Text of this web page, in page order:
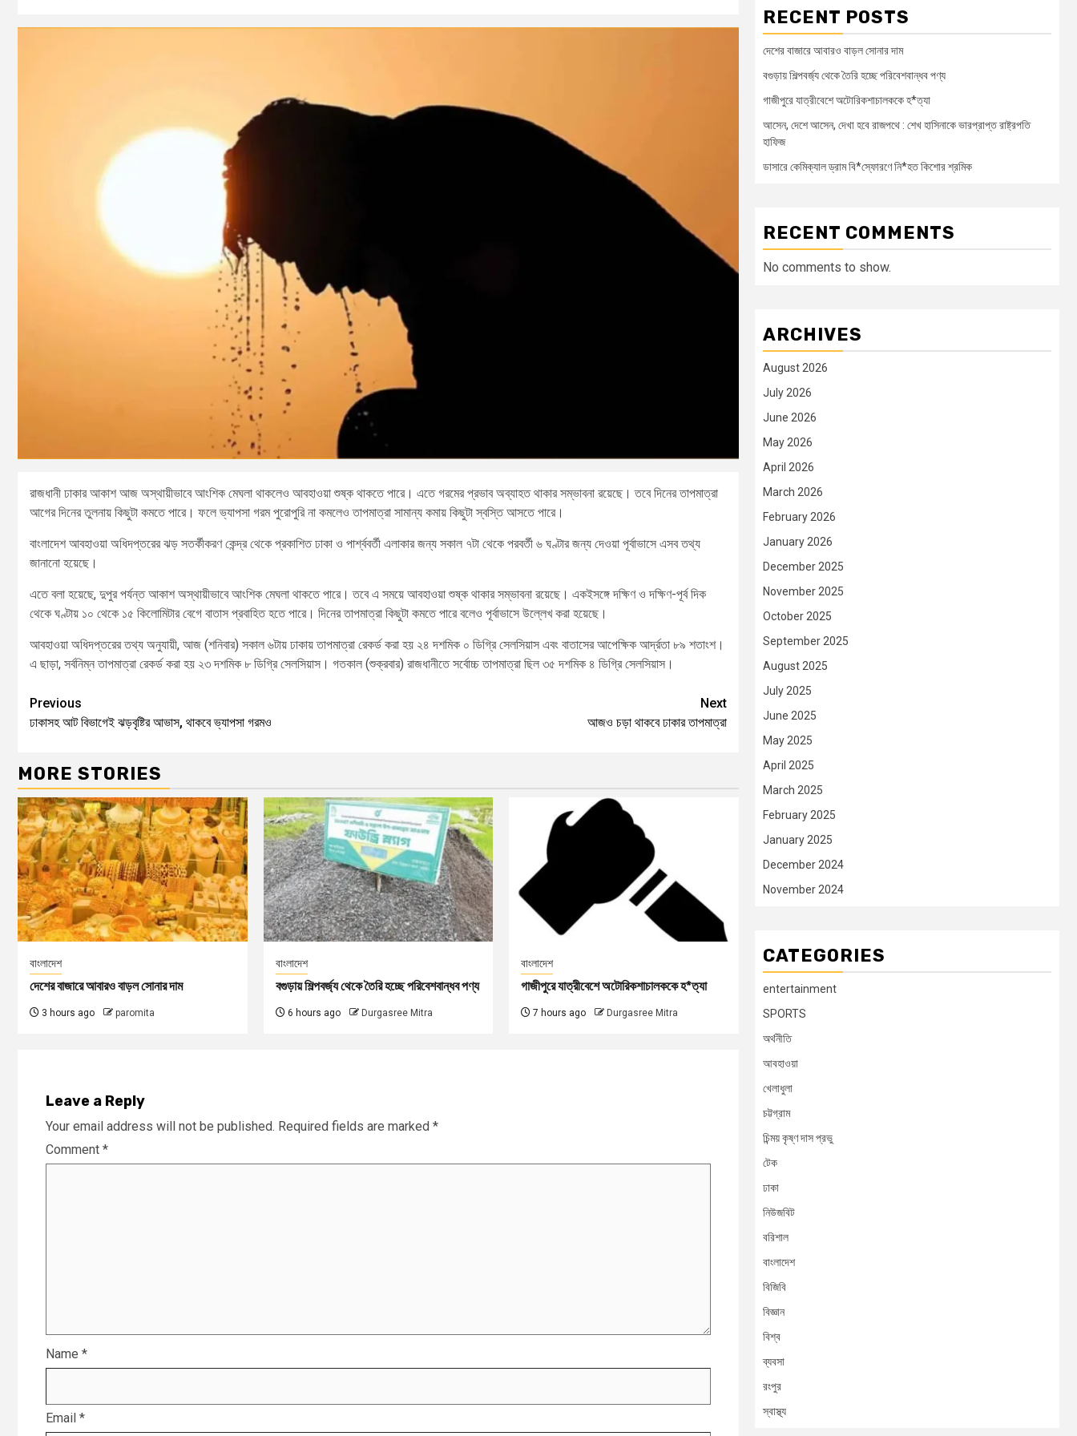
রাজধানী ঢাকার আকাশ আজ অস্থায়ীভাবে আংশিক মেঘলা থাকলেও আবহাওয়া শুষ্ক থাকতে পারে। এতে গরমের প্রভাব অব্যাহত থাকার সম্ভাবনা রয়েছে। তবে দিনের তাপমাত্রা
আগের দিনের তুলনায় কিছুটা কমতে পারে। ফলে ভ্যাপসা গরম পুরোপুরি না কমলেও তাপমাত্রা সামান্য কমায় কিছুটা স্বস্তি আসতে পারে।
বাংলাদেশ আবহাওয়া অধিদপ্তরের ঝড় সতর্কীকরণ কেন্দ্র থেকে প্রকাশিত ঢাকা ও পার্শ্ববর্তী এলাকার জন্য সকাল ৭টা থেকে পরবর্তী ৬ ঘণ্টার জন্য দেওয়া পূর্বাভাসে এসব তথ্য
জানানো হয়েছে।
এতে বলা হয়েছে, দুপুর পর্যন্ত আকাশ অস্থায়ীভাবে আংশিক মেঘলা থাকতে পারে। তবে এ সময়ে আবহাওয়া শুষ্ক থাকার সম্ভাবনা রয়েছে। একইসঙ্গে দক্ষিণ ও দক্ষিণ-পূর্ব দিক
থেকে ঘণ্টায় ১০ থেকে ১৫ কিলোমিটার বেগে বাতাস প্রবাহিত হতে পারে। দিনের তাপমাত্রা কিছুটা কমতে পারে বলেও পূর্বাভাসে উল্লেখ করা হয়েছে।
আবহাওয়া অধিদপ্তরের তথ্য অনুযায়ী, আজ (শনিবার) সকাল ৬টায় ঢাকায় তাপমাত্রা রেকর্ড করা হয় ২৪ দশমিক ০ ডিগ্রি সেলসিয়াস এবং বাতাসের আপেক্ষিক আর্দ্রতা ৮৯ শতাংশ।
এ ছাড়া, সর্বনিম্ন তাপমাত্রা রেকর্ড করা হয় ২৩ দশমিক ৮ ডিগ্রি সেলসিয়াস। গতকাল (শুক্রবার) রাজধানীতে সর্বোচ্চ তাপমাত্রা ছিল ৩৫ দশমিক ৪ ডিগ্রি সেলসিয়াস।
Previous
ঢাকাসহ আট বিভাগেই ঝড়বৃষ্টির আভাস, থাকবে ভ্যাপসা গরমও
Next
আজও চড়া থাকবে ঢাকার তাপমাত্রা
MORE STORIES
বাংলাদেশ
দেশের বাজারে আবারও বাড়ল সোনার দাম
3 hours ago paromita
বাংলাদেশ
বগুড়ায় শিল্পবর্জ্য থেকে তৈরি হচ্ছে পরিবেশবান্ধব পণ্য
6 hours ago Durgasree Mitra
বাংলাদেশ
গাজীপুরে যাত্রীবেশে অটোরিকশাচালককে হ*ত্যা
7 hours ago Durgasree Mitra
Leave a Reply
Your email address will not be published. Required fields are marked *
Comment *
Name *
Email *
RECENT POSTS
দেশের বাজারে আবারও বাড়ল সোনার দাম
বগুড়ায় শিল্পবর্জ্য থেকে তৈরি হচ্ছে পরিবেশবান্ধব পণ্য
গাজীপুরে যাত্রীবেশে অটোরিকশাচালককে হ*ত্যা
আসেন, দেশে আসেন, দেখা হবে রাজপথে : শেখ হাসিনাকে ভারপ্রাপ্ত রাষ্ট্রপতি
হাফিজ
ডাসারে কেমিক্যাল ড্রাম বি*স্ফোরণে নি*হত কিশোর শ্রমিক
RECENT COMMENTS
No comments to show.
ARCHIVES
August 2026
July 2026
June 2026
May 2026
April 2026
March 2026
February 2026
January 2026
December 2025
November 2025
October 2025
September 2025
August 2025
July 2025
June 2025
May 2025
April 2025
March 2025
February 2025
January 2025
December 2024
November 2024
CATEGORIES
entertainment
SPORTS
অর্থনীতি
আবহাওয়া
খেলাধুলা
চট্টগ্রাম
চিন্ময় কৃষ্ণ দাস প্রভু
টেক
ঢাকা
নিউজবিট
বরিশাল
বাংলাদেশ
বিজিবি
বিজ্ঞান
বিশ্ব
ব্যবসা
রংপুর
স্বাস্থ্য